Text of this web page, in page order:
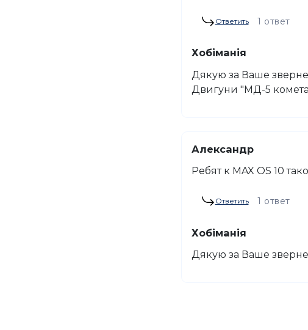
Ответить 1 ответ
Хобіманія
Дякую за Ваше
Двигуни "МД-5
Александр
Ребят к MAX OS 10
Ответить 1 ответ
Хобіманія
Дякую за Ваше